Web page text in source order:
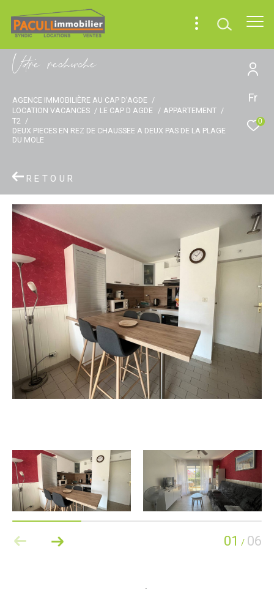
Fr
0
Vore recece
AGENCE IMMOBILIÈRE AU CAP D'AGDE
LOCATION VACANCES
LE CAP D AGDE
APPARTEMENT
T2
DEUX PIECES EN REZ DE CHAUSSEE A DEUX PAS DE LA PLAGE
DU MOLE
RETOUR
01 / 06